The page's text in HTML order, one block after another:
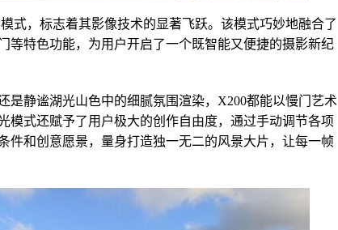
式，标志着其影像技术的显著飞跃。该模式巧妙地融合了
等特色功能，为用户开启了一个既智能又便捷的摄影新纪
是静谧湖光山色中的细腻氛围渲染，X200都能以慢门艺术
模式还赋予了用户极大的创作自由度，通过手动调节各项
件和创意愿景，量身打造独一无二的风景大片，让每一帧